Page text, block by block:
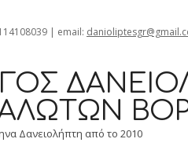
| email:
Δανειολήπτη από το 2010